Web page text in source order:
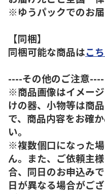
※ゆうパックでのお届
【同梱】
同梱可能な商品はこ
----その他のご注意----
※商品画像はイメー
けの器、小物等は商
で、商品内容をお確
い。
※複数個口になった
ん。また、ご依頼主
合、同日のお申込み
日が異なる場合がご